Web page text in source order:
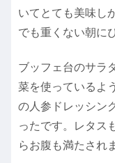
いてとても美味し
でも重くない朝に
ブッフェ台のサラ
菜を使っているよ
の人参ドレッシン
ったです。レタス
らお腹も満たされ